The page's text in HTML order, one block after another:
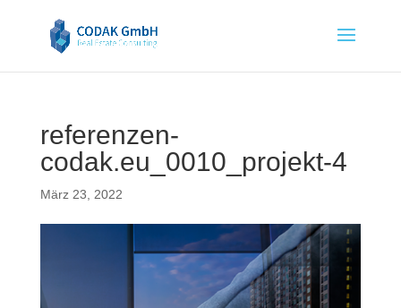
referenzen-
codak.eu_0010_projekt-4
März 23, 2022